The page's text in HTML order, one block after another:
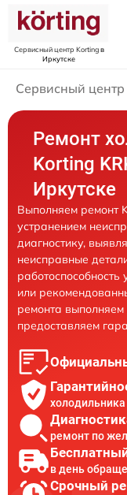
Сервисный центр Kortingв
Иркутске
Сервисный
Ремонт
Korting
Иркутске
Выполняем ремонт
устранением
диагностику,
неисправные
работоспособность
или
ремонта
предоставляем
холодильника
ремонт по
в день
Срочный